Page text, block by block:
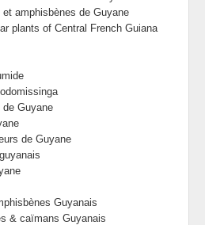
amphisbènes de Guyane
plants of Central French Guiana
Guyane
de Guyane
Guyanais
& caïmans Guyanais